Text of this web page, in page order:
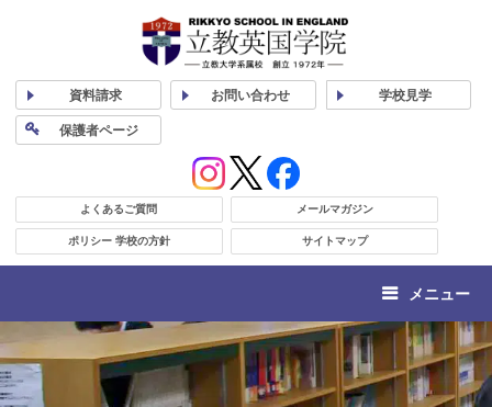
資料請求 お問い合わせ 学校見学
保護者ページ
よくあるご質問 メールマガジン
ポリシー 学校の方針 サイトマップ
メニュー